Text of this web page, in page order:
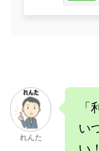
れんた
い